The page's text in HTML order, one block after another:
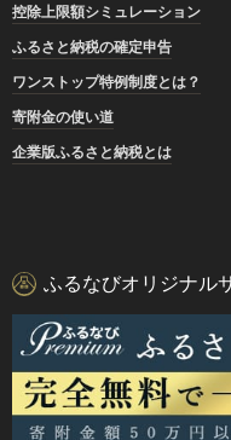
控除上限額シミュレーション
ふるさと納税の確定申告
ワンストップ特例制度とは？
寄附金の使い道
企業版ふるさと納税とは
ふるなびオリジナル